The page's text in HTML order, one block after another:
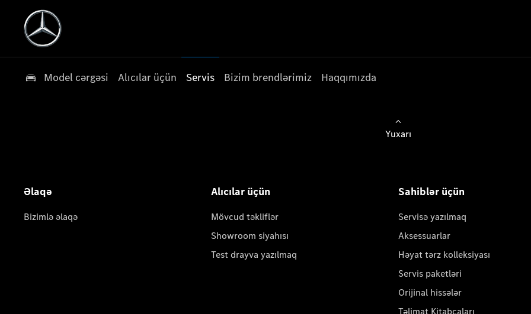
Model cərgəsi Alıcılar üçün Servis Bizim brendlərimiz Haqqımızda
Yuxarı
Əlaqə
Bizimlə əlaqə
Alıcılar üçün
Mövcud təkliflər
Showroom siyahısı
Test drayva yazılmaq
Sahiblər üçün
Servisə yazılmaq
Aksessuarlar
Həyat tərz kolleksiyası
Servis paketləri
Orijinal hissələr
Təlimat Kitabçaları